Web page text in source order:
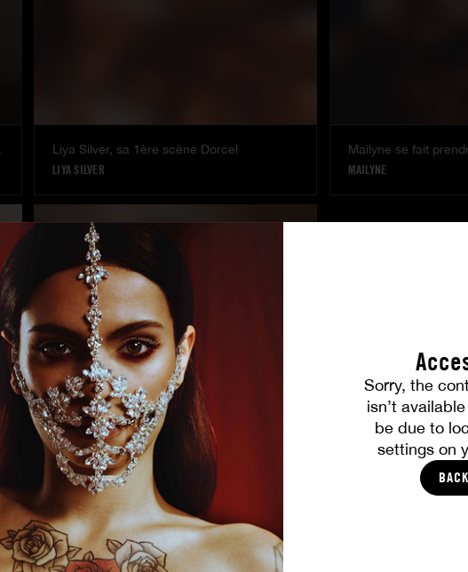
Sorry, the
isn’t
be due to
settings on
Liya Silver, sa 1ère scène Dorcel
LIYA SILVER
Mailyne se fait
MAILYNE
Rebecca Volpetti répond à vos fantasmes
REBECCA VOLPETTI
CASTING